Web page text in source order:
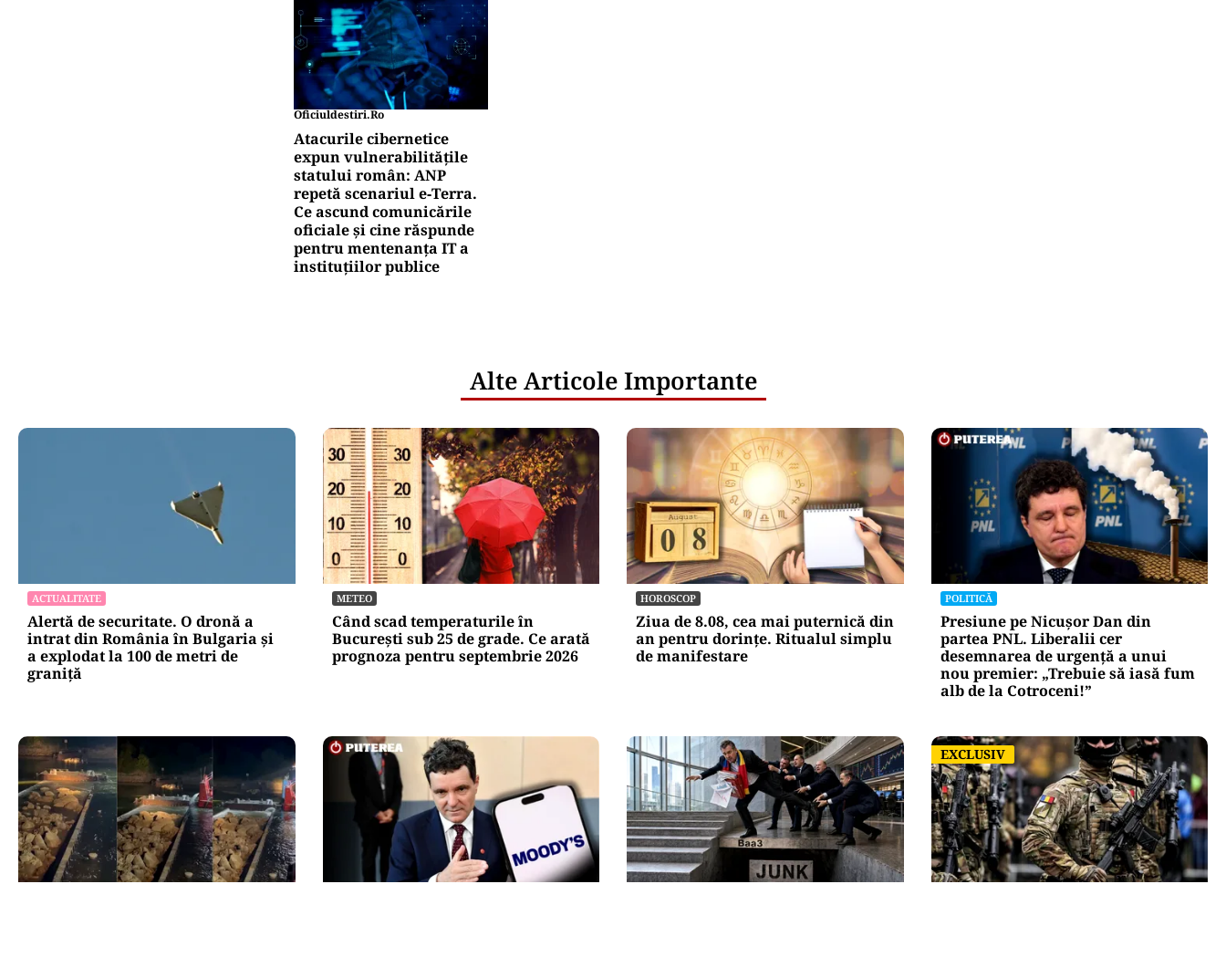
Oficiuldestiri.ro
Atacurile cibernetice
expun vulnerabilitățile
statului român: ANP
repetă scenariul e‑Terra.
Ce ascund comunicările
oficiale și cine răspunde
pentru mentenanța IT a
instituțiilor publice
Alte Articole Importante
ACTUALITATE
Alertă de securitate. O dronă a
intrat din România în Bulgaria şi
a explodat la 100 de metri de
graniţă
METEO
Când scad temperaturile în
București sub 25 de grade. Ce arată
prognoza pentru septembrie 2026
HOROSCOP
Ziua de 8.08, cea mai puternică din
an pentru dorințe. Ritualul simplu
de manifestare
POLITICĂ
Presiune pe Nicușor Dan din
partea PNL. Liberalii cer
desemnarea de urgență a unui
nou premier: „Trebuie să iasă fum
alb de la Cotroceni!”
EXCLUSIV
EXCLUSIV